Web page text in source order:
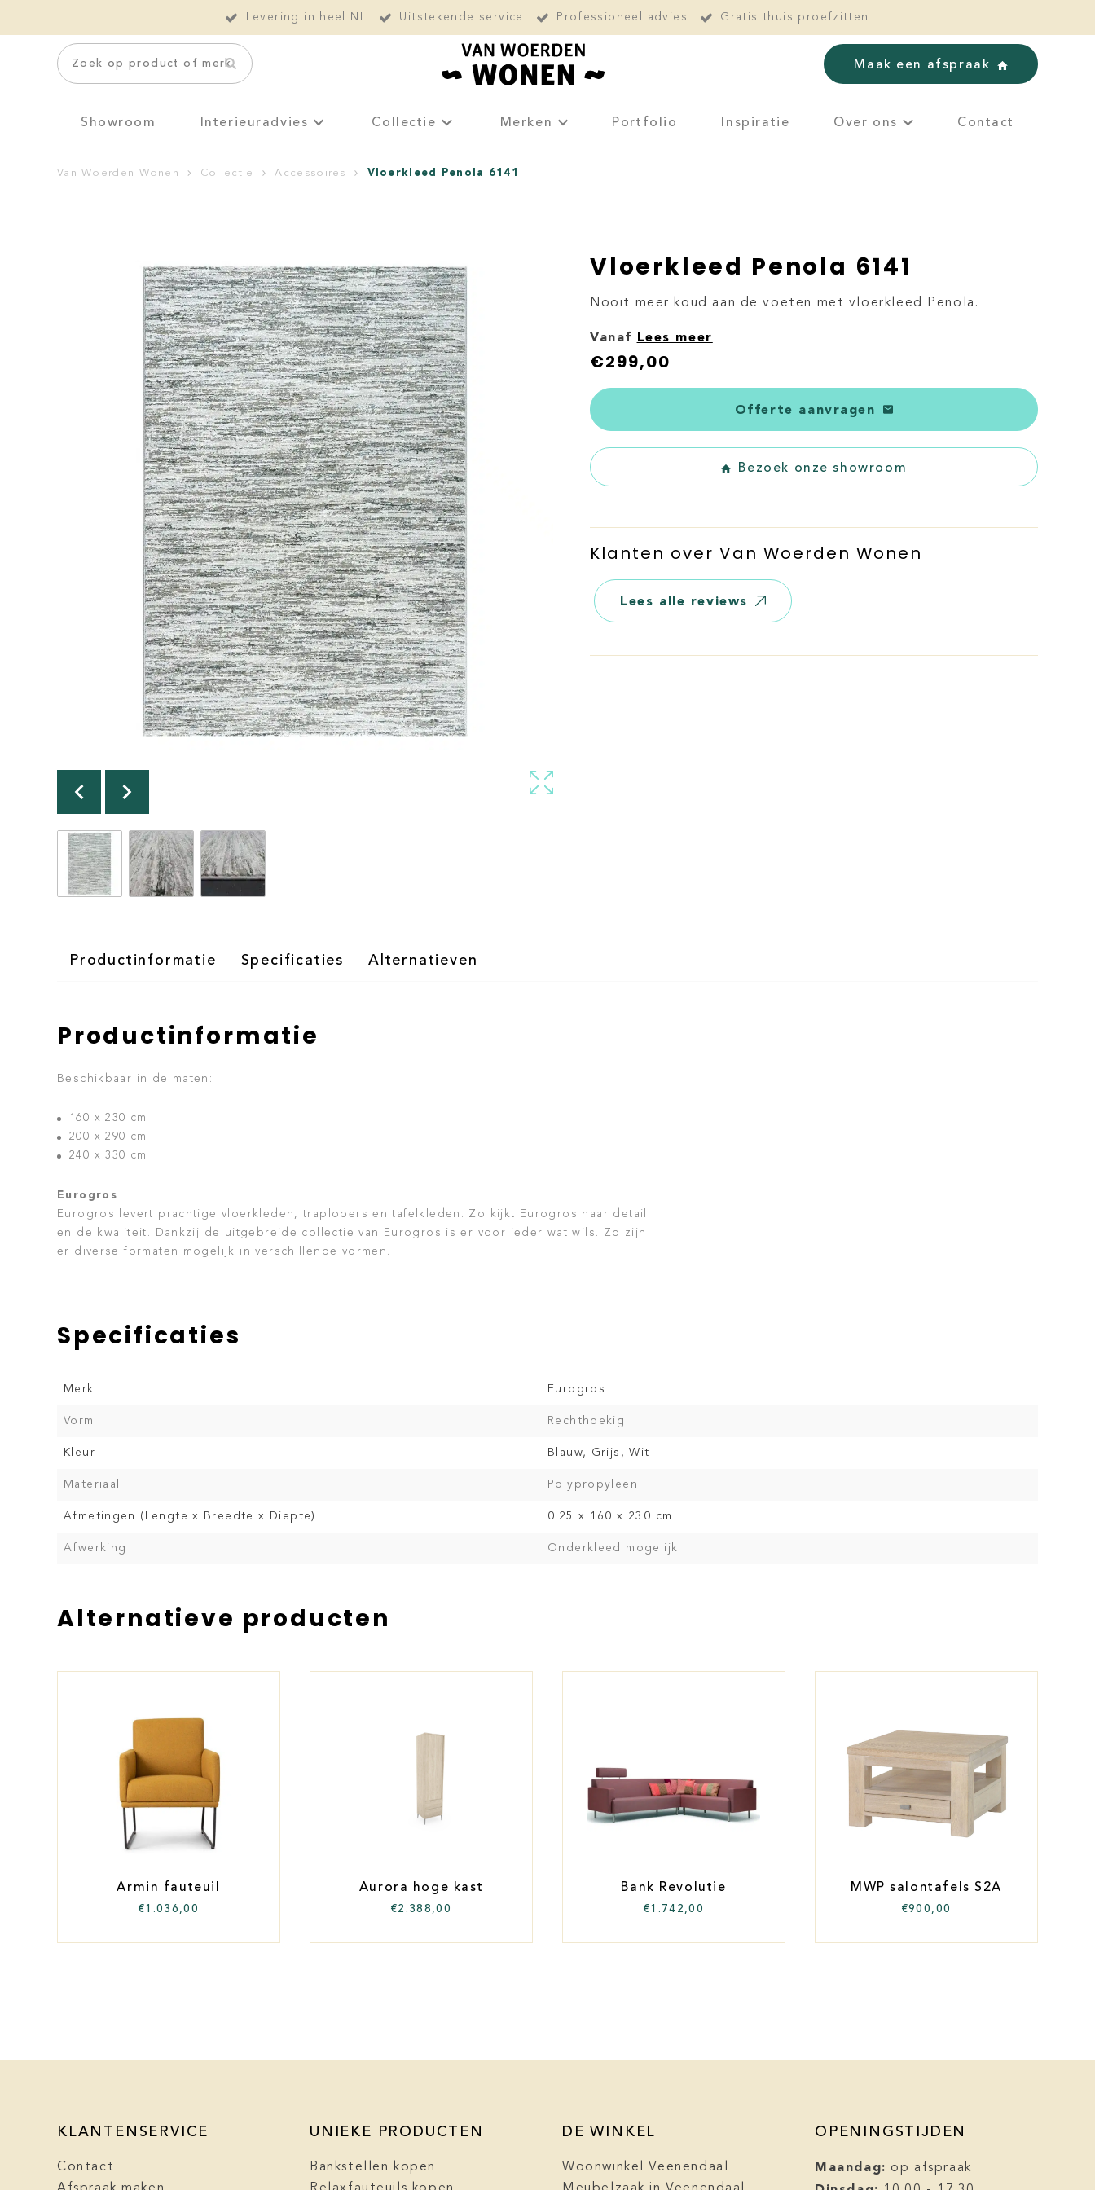
Levering in heel NL Uitstekende service Professioneel advies Gratis thuis proefzitten
Zoek op product of merk Maak een afspraak
Showroom Interieuradvies Collectie Merken Portfolio Inspiratie Over ons Contact
Van Woerden Wonen Collectie Accessoires Vloerkleed Penola 6141
Vloerkleed Penola 6141
Nooit meer koud aan de voeten met vloerkleed Penola.
Vanaf Lees meer
€299,00
Offerte aanvragen
Bezoek onze showroom
Klanten over Van Woerden Wonen
Lees alle reviews
Productinformatie Specificaties Alternatieven
Productinformatie
Beschikbaar in de maten:
160 x 230 cm
200 x 290 cm
240 x 330 cm
Eurogros
Eurogros levert prachtige vloerkleden, traplopers en tafelkleden. Zo kijkt Eurogros naar detail
en de kwaliteit. Dankzij de uitgebreide collectie van Eurogros is er voor ieder wat wils. Zo zijn
er diverse formaten mogelijk in verschillende vormen.
Specificaties
Merk Eurogros
Vorm Rechthoekig
Kleur Blauw, Grijs, Wit
Materiaal Polypropyleen
Afmetingen (Lengte x Breedte x Diepte) 0.25 x 160 x 230 cm
Afwerking Onderkleed mogelijk
Alternatieve producten
Armin fauteuil
€1.036,00
Aurora hoge kast
€2.388,00
Bank Revolutie
€1.742,00
MWP salontafels S2A
€900,00
KLANTENSERVICE
Contact
UNIEKE PRODUCTEN
Bankstellen kopen
DE WINKEL
Woonwinkel Veenendaal
OPENINGSTIJDEN
Maandag: op afspraak